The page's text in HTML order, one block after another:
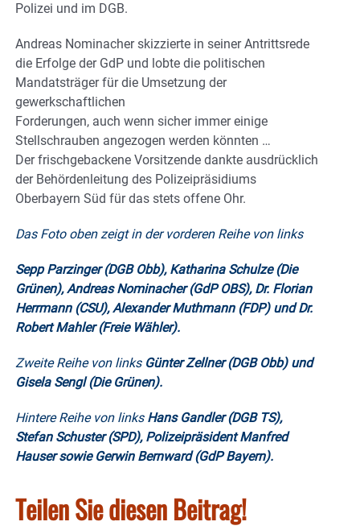
Polizei und im DGB.
Andreas Nominacher skizzierte in seiner Antrittsrede
die Erfolge der GdP und lobte die politischen
Mandatsträger für die Umsetzung der
gewerkschaftlichen
Forderungen, auch wenn sicher immer einige
Stellschrauben angezogen werden könnten …
Der frischgebackene Vorsitzende dankte ausdrücklich
der Behördenleitung des Polizeipräsidiums
Oberbayern Süd für das stets offene Ohr.
Das Foto oben zeigt in der vorderen Reihe von links
Sepp Parzinger (DGB Obb), Katharina Schulze (Die
Grünen), Andreas Nominacher (GdP OBS), Dr. Florian
Herrmann (CSU), Alexander Muthmann (FDP) und Dr.
Robert Mahler (Freie Wähler).
Zweite Reihe von linksGünter Zellner (DGB Obb) und
Gisela Sengl (Die Grünen).
Hintere Reihe von linksHans Gandler (DGB TS),
Stefan Schuster (SPD), Polizeipräsident Manfred
Hauser sowie Gerwin Bernward (GdP Bayern).
Teilen Sie diesen Beitrag!